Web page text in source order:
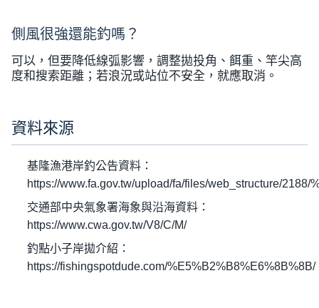
側風很強還能釣嗎？
可以，但要降低線弧影響，調整拋投角、餌重、竿尖高
度和搜索距離；若浪況或站位不安全，就應取消。
資料來源
基隆漁港岸釣公告資料：
https://www.fa.gov.tw/upload/fa/files/web_structure/
交通部中央氣象署海象與沿海資料：
https://www.cwa.gov.tw/V8/C/M/
釣點小子岸拋介紹：
https://fishingspotdude.com/%E5%B2%B8%E6%8B%8B/